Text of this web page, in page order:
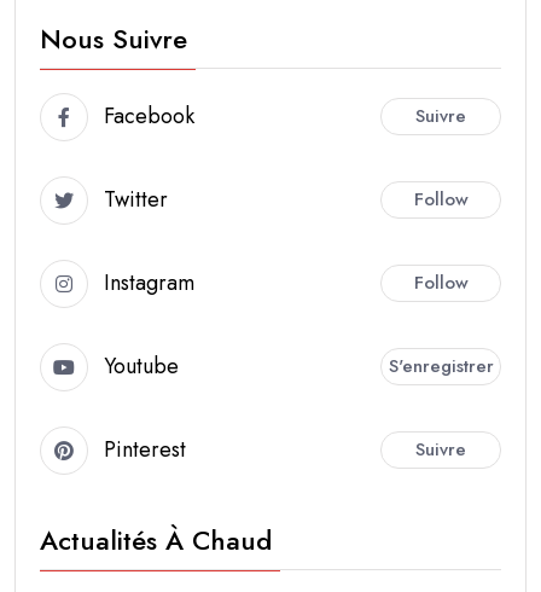
Nous Suivre
Facebook Suivre
Twitter Follow
Instagram Follow
Youtube S'enregistrer
Pinterest Suivre
Actualités À Chaud